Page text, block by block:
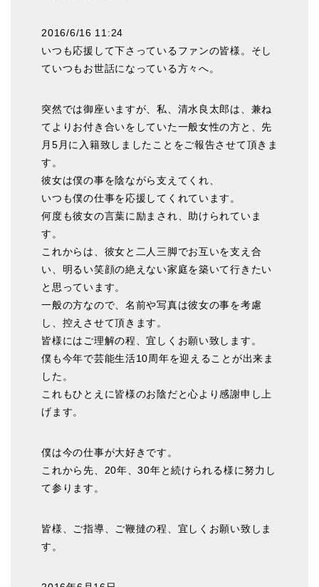
2016/6/16 11:24
いつも応援して下さっているファンの皆様。そし
ていつもお世話になっている方々へ。
突然では御座いますが、私、清水良太郎は、兼ね
てよりお付き合いをしていた一般女性の方と、先
月5月に入籍致しましたことをご報告させて頂きま
す。
彼女は僕の事を陰ながら支えてくれ、
いつも僕の仕事を応援してくれています。
何度も彼女の言葉に励まされ、助けられていま
す。
これからは、彼女と二人三脚でお互いを支え合
い、明るい笑顔の絶えない家庭を築いて行きたい
と思っています。
一般の方なので、名前や写真は彼女の事を考慮
し、控えさせて頂きます。
皆様にはご理解の程、宜しくお願い致します。
僕も今年で芸能生活10周年を迎えることが出来ま
した。
これもひとえに皆様のお陰だと心より感謝申し上
げます。
僕は今の仕事が大好きです。
これから先、20年、30年と続けられる様に努力し
て参ります。
皆様、ご指導、ご鞭撻の程、宜しくお願い致しま
す。